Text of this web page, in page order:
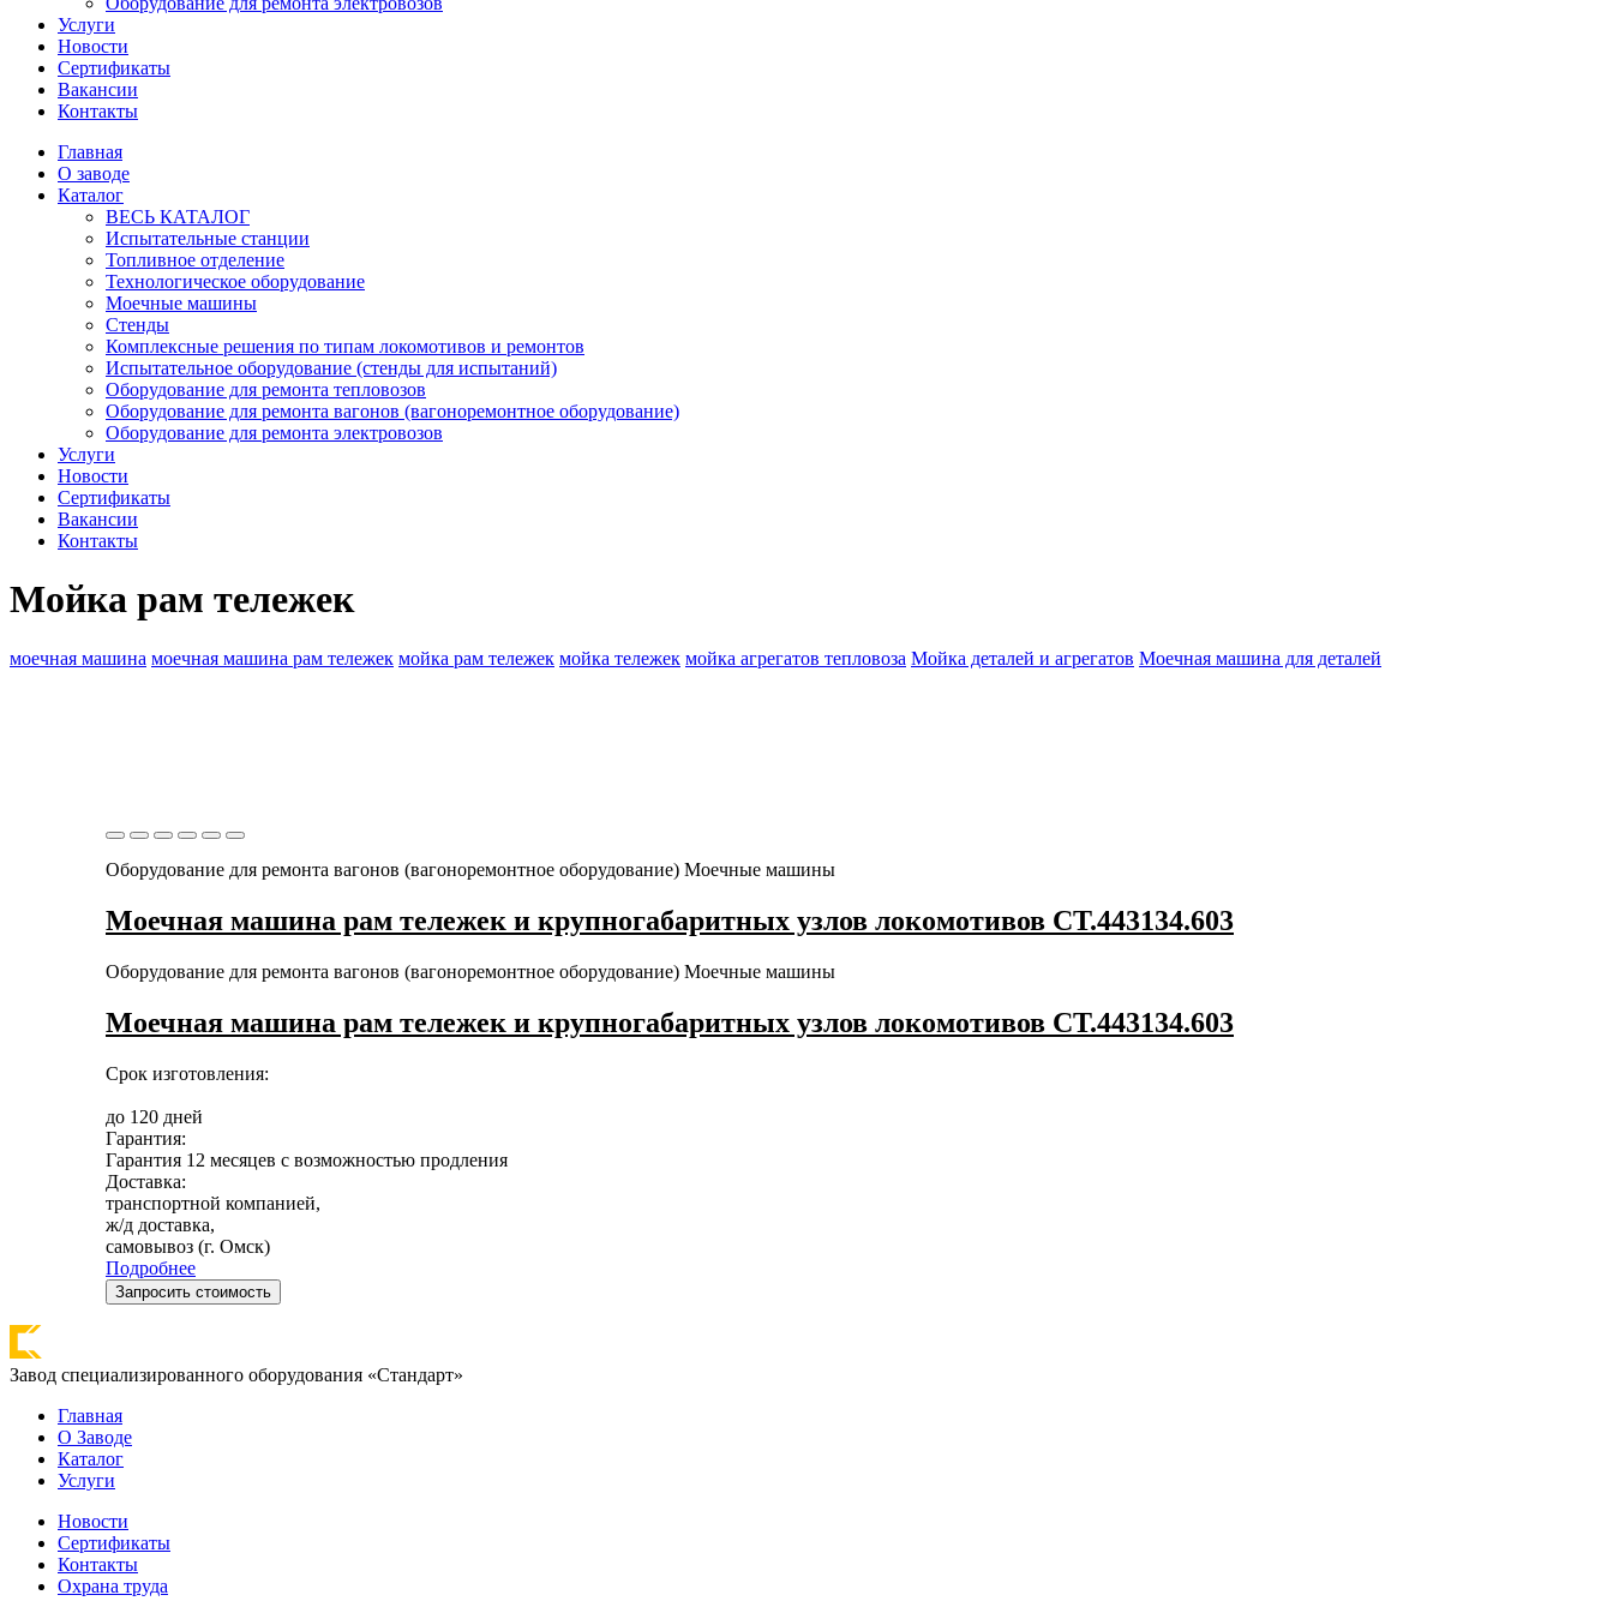
Услуги
Новости
Сертификаты
Вакансии
Контакты
Главная
О заводе
Каталог
ВЕСЬ КАТАЛОГ
Испытательные станции
Топливное отделение
Технологическое оборудование
Моечные машины
Стенды
Комплексные решения по типам локомотивов и ремонтов
Испытательное оборудование (стенды для испытаний)
Оборудование для ремонта тепловозов
Оборудование для ремонта вагонов (вагоноремонтное оборудование)
Оборудование для ремонта электровозов
Услуги
Новости
Сертификаты
Вакансии
Контакты
Мойка рам тележек
моечная машина моечная машина рам тележек мойка рам тележек мойка тележек мойка агрегатов тепловоза Мойка деталей и агрегатов Моечная машина для деталей
Оборудование для ремонта вагонов (вагоноремонтное оборудование) Моечные машины
Моечная машина рам тележек и крупногабаритных узлов локомотивов СТ.443134.603
Оборудование для ремонта вагонов (вагоноремонтное оборудование) Моечные машины
Моечная машина рам тележек и крупногабаритных узлов локомотивов СТ.443134.603
Срок изготовления:
до 120 дней
Гарантия:
Гарантия 12 месяцев с возможностью продления
Доставка:
транспортной компанией,
ж/д доставка,
самовывоз (г. Омск)
Подробнее
Запросить стоимость
Завод специализированного оборудования «Стандарт»
Главная
О Заводе
Каталог
Услуги
Новости
Сертификаты
Контакты
Охрана труда